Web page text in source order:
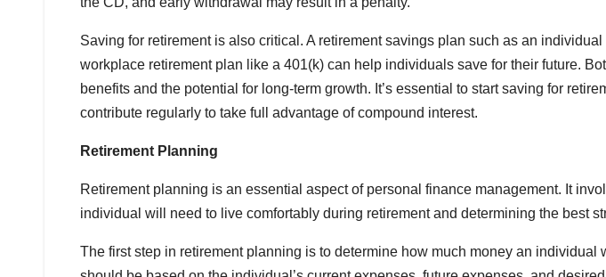
Saving for retirement is also critical. A retirement savings plan such as an
workplace retirement plan like a 401(k) can help individuals save for their future.
benefits and the potential for long-term growth. It’s essential to start saving for
contribute regularly to take full advantage of compound interest.
Retirement Planning
Retirement planning is an essential aspect of personal finance management. It
individual will need to live comfortably during retirement and determining the best
The first step in retirement planning is to determine how much money an individual